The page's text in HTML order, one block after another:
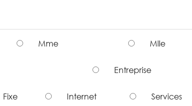
Mme Mlle
Entreprise
Fixe Internet Services